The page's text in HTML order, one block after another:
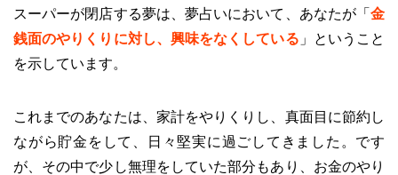
スーパーが閉店する夢は、夢占いにおいて、あなたが「 金
銭面のやりくりに対し、興味をなくしている 」ということ
を示しています。
これまでのあなたは、家計をやりくりし、真面目に節約し
ながら貯金をして、日々堅実に過ごしてきました。です
が、その中で少し無理をしていた部分もあり、お金のやり